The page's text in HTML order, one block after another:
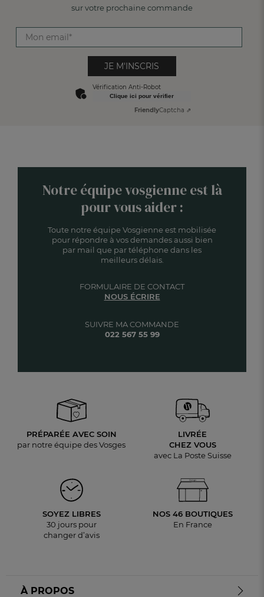
sur votre prochaine commande
JE M'INSCRIS
Vérification Anti-Robot
Clique ici pour vérifier
FriendlyCaptcha ⇗
Notre équipe vosgienne est là
pour vous aider :
Toute notre équipe Vosgienne est mobilisée
pour répondre à vos demandes aussi bien
par mail que par téléphone dans les
meilleurs délais.
SUIVRE MA COMMANDE
022 567 55 99
FORMULAIRE DE CONTACT
NOUS ÉCRIRE
PRÉPARÉE AVEC SOIN
par notre équipe des Vosges
LIVRÉE
CHEZ VOUS
avec La Poste Suisse
SOYEZ LIBRES
30 jours pour
changer d’avis
NOS 46 BOUTIQUES
En France
À PROPOS